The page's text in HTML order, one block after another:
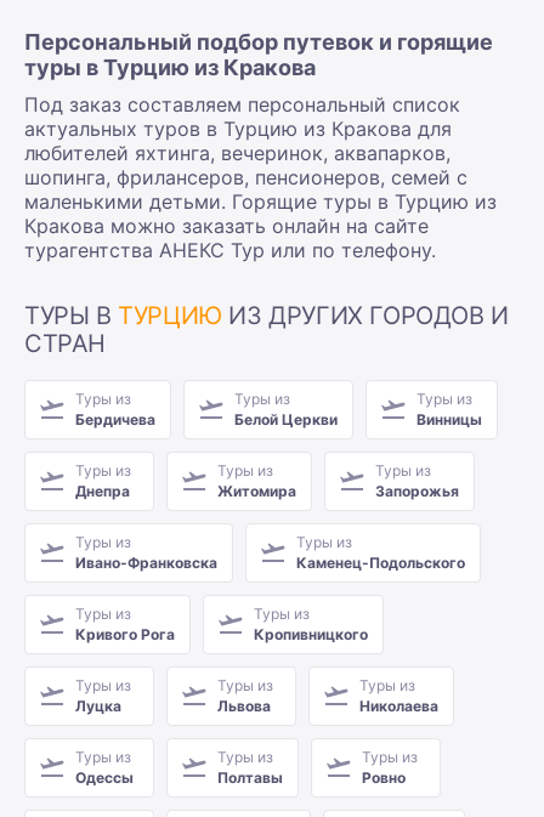
Персональный подбор путевок и горящие
туры в Турцию из Кракова
Под заказ составляем персональный список
актуальных туров в Турцию из Кракова для
любителей яхтинга, вечеринок, аквапарков,
шопинга, фрилансеров, пенсионеров, семей с
маленькими детьми. Горящие туры в Турцию из
Кракова можно заказать онлайн на сайте
турагентства АНЕКС Тур или по телефону.
ТУРЫ В ТУРЦИЮ ИЗ ДРУГИХ ГОРОДОВ И
СТРАН
Туры из
Бердичева
Туры из
Белой Церкви
Туры из
Винницы
Туры из
Днепра
Туры из
Житомира
Туры из
Запорожья
Туры из
Ивано-Франковска
Туры из
Каменец-Подольского
Туры из
Кривого Рога
Туры из
Кропивницкого
Туры из
Луцка
Туры из
Львова
Туры из
Николаева
Туры из
Одессы
Туры из
Полтавы
Туры из
Ровно